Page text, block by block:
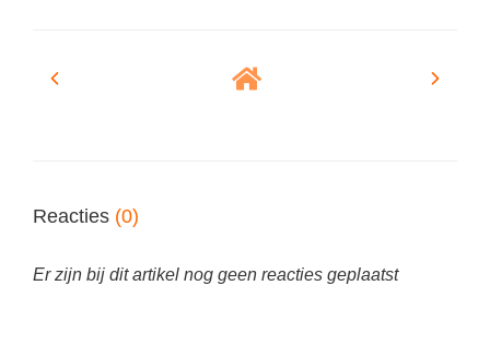
Startpagina onderwijs
Tweede Wereldoorlog
Onderwijsvacatures
Middelbare school niveaus
Docentenplein nieuwsbrief
Reacties (0)
Er zijn bij dit artikel nog geen reacties geplaatst